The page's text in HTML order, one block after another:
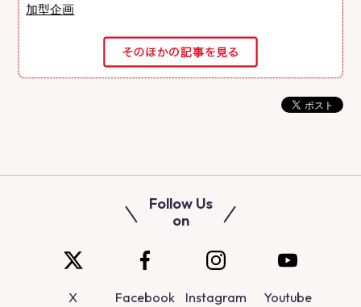
加型企画
Follow Us
on
X Facebook Instagram Youtube